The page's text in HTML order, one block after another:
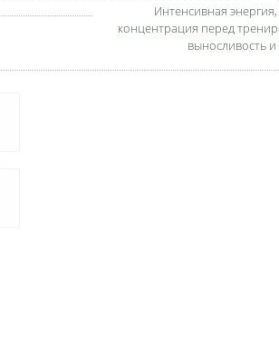
Интенсивная
концентрация перед
выносливость